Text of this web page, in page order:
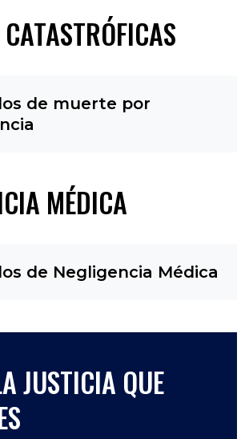
de muerte por
MÉDICA
de Negligencia Médica
JUSTICIA QUE